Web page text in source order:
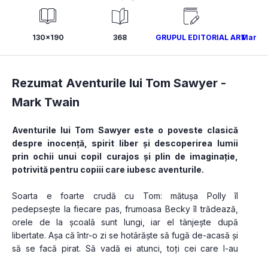
130x190 368 GRUPUL EDITORIAL ARTMark
Rezumat Aventurile lui Tom Sawyer -
Mark Twain
Aventurile lui Tom Sawyer este o poveste clasică
despre inocență, spirit liber și descoperirea lumii
prin ochii unui copil curajos și plin de imaginație,
potrivită pentru copiii care iubesc aventurile.
Soarta e foarte crudă cu Tom: mătușa Polly îl
pedepsește la fiecare pas, frumoasa Becky îl trădează,
orele de la școală sunt lungi, iar el tânjește după
libertate. Așa că într-o zi se hotărăște să fugă de-acasă și
să se facă pirat. Să vadă ei atunci, toți cei care l-au